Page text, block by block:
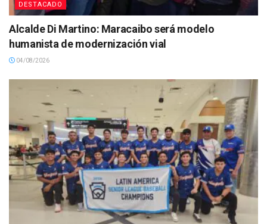
DESTACADO
Alcalde Di Martino: Maracaibo será modelo
humanista de modernización vial
04/08/2026